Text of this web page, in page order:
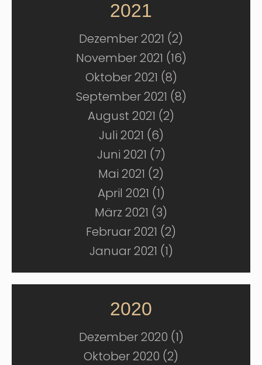
2021
Dezember 2021 (2)
November 2021 (16)
Oktober 2021 (8)
September 2021 (8)
August 2021 (2)
Juli 2021 (6)
Juni 2021 (7)
Mai 2021 (2)
April 2021 (1)
März 2021 (3)
Februar 2021 (2)
Januar 2021 (1)
2020
Dezember 2020 (1)
Oktober 2020 (2)